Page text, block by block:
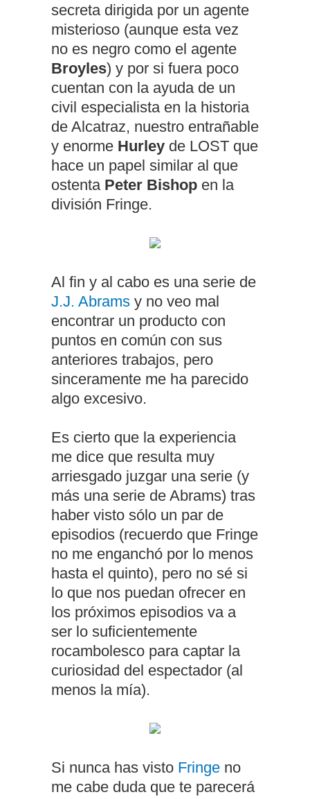
secreta dirigida por un agente
misterioso (aunque esta vez
no es negro como el agente
Broyles) y por si fuera poco
cuentan con la ayuda de un
civil especialista en la historia
de Alcatraz, nuestro entrañable
y enorme Hurley de LOST que
hace un papel similar al que
ostenta Peter Bishop en la
división Fringe.
Al fin y al cabo es una serie de
J.J. Abrams y no veo mal
encontrar un producto con
puntos en común con sus
anteriores trabajos, pero
sinceramente me ha parecido
algo excesivo.
Es cierto que la experiencia
me dice que resulta muy
arriesgado juzgar una serie (y
más una serie de Abrams) tras
haber visto sólo un par de
episodios (recuerdo que Fringe
no me enganchó por lo menos
hasta el quinto), pero no sé si
lo que nos puedan ofrecer en
los próximos episodios va a
ser lo suficientemente
rocambolesco para captar la
curiosidad del espectador (al
menos la mía).
Si nunca has visto Fringe no
me cabe duda que te parecerá